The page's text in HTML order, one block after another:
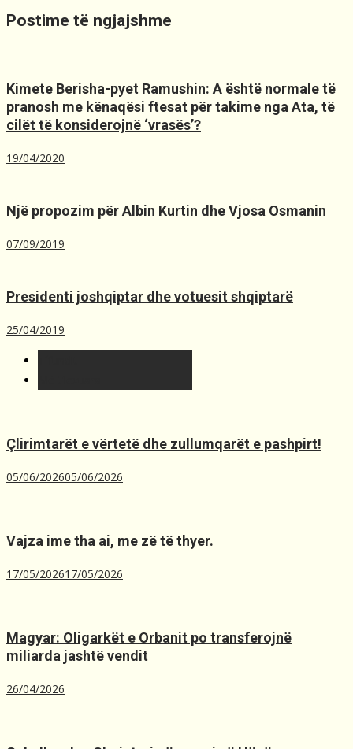
Postime të ngjajshme
Kimete Berisha-pyet Ramushin: A është normale të
pranosh me kënaqësi ftesat për takime nga Ata, të
cilët të konsiderojnë ‘vrasës’?
19/04/2020
Një propozim për Albin Kurtin dhe Vjosa Osmanin
07/09/2019
Presidenti joshqiptar dhe votuesit shqiptarë
25/04/2019
Çlirimtarët e vërtetë dhe zullumqarët e pashpirt!
05/06/202605/06/2026
Vajza ime tha ai, me zë të thyer.
17/05/202617/05/2026
Magyar: Oligarkët e Orbanit po transferojnë
miliarda jashtë vendit
26/04/2026